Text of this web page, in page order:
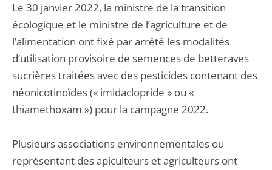
Le 30 janvier 2022, la ministre de la transition
écologique et le ministre de l’agriculture et de
l’alimentation ont fixé par arrêté les modalités
d’utilisation provisoire de semences de betteraves
sucrières traitées avec des pesticides contenant des
néonicotinoïdes (« imidaclopride » ou «
thiamethoxam ») pour la campagne 2022.
Plusieurs associations environnementales ou
représentant des apiculteurs et agriculteurs ont